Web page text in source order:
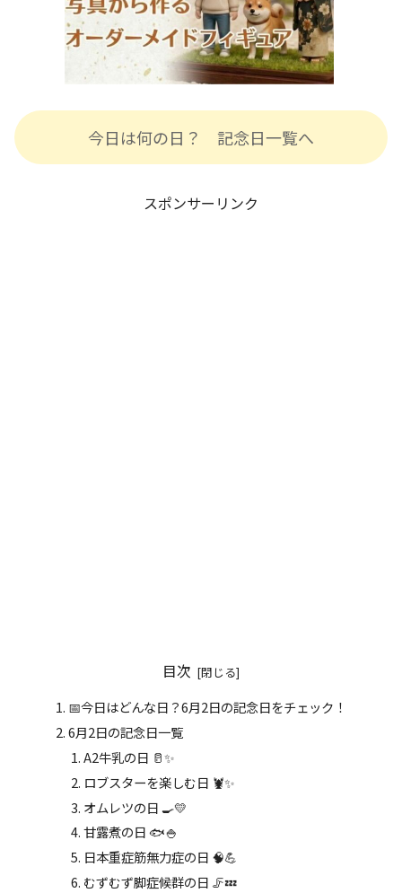
今日は何の日？ 記念日一覧へ
スポンサーリンク
目次
📅今日はどんな日？6月2日の記念日をチェック！
6月2日の記念日一覧
A2牛乳の日 🥛✨
ロブスターを楽しむ日 🦞✨
オムレツの日 🍳💛
甘露煮の日 🐟🍚
日本重症筋無力症の日 🧠💪
むずむず脚症候群の日 🦵💤